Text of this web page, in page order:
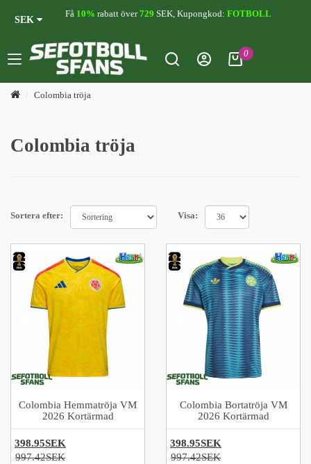
SEK
Få 10% rabatt över729 SEK, Kupongkod: FOTBOLL
0
Colombia tröja
Colombia tröja
Sortera efter: Visa:
Colombia Hemmatröja VM
2026 Kortärmad
398.95SEK
997.42SEK
Colombia Bortatröja VM
2026 Kortärmad
398.95SEK
997.42SEK